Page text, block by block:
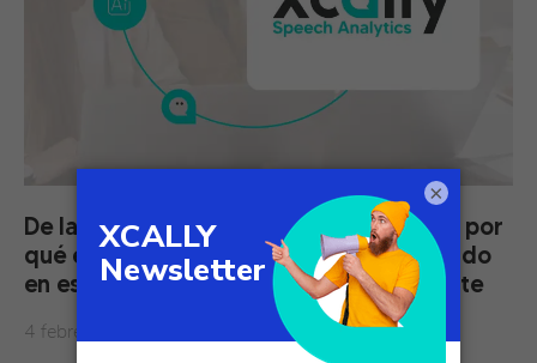
De las conversaciones a la información: por
qué el análisis de voz se está convirtiendo
en esencial para la experiencia del cliente
4 febrero
×